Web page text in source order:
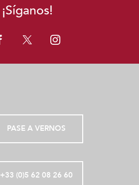
¡Síganos!
PASE A VERNOS
+33 (0)5 62 08 26 60